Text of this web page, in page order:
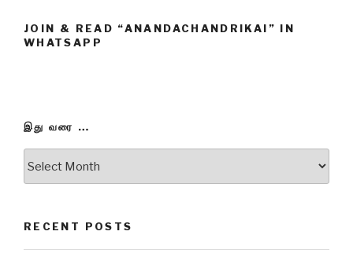
JOIN & READ “ANANDACHANDRIKAI” IN
WHATSAPP
இது வரை …
RECENT POSTS